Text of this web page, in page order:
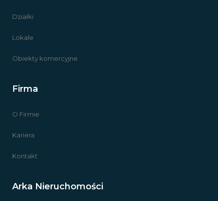
Działki
Lokale
Obiekty komercyjne
Firma
O Firmie
Kariera
Kontakt
Arka Nieruchomości